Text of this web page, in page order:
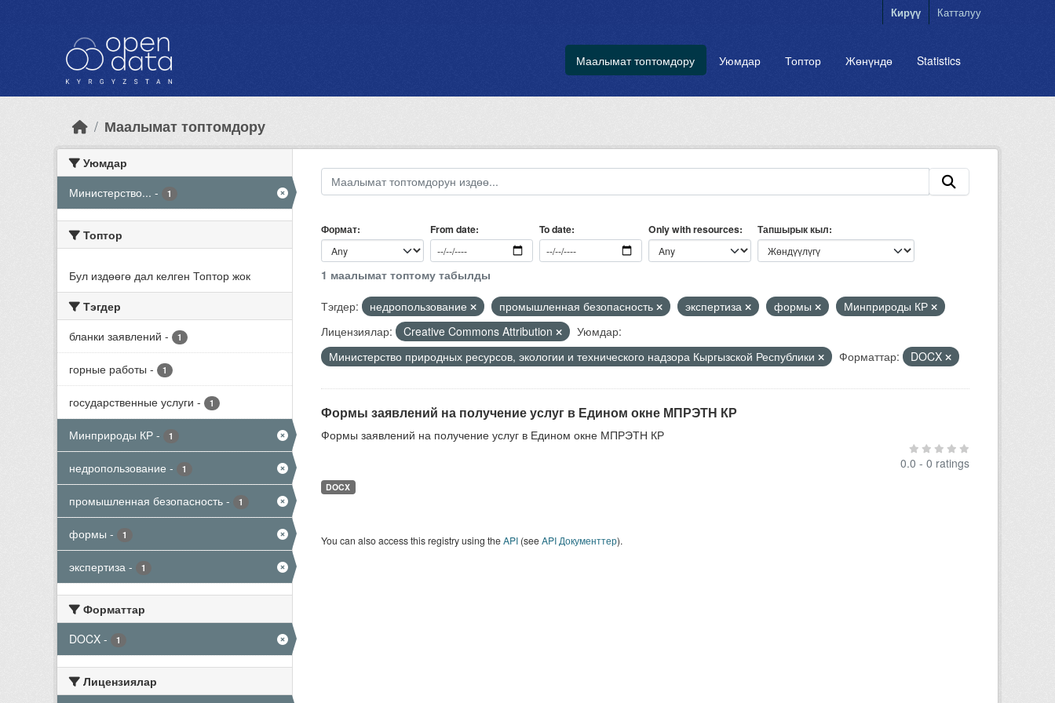
Кирүү Катталуу
Маалымат топтомдору Уюмдар Топтор Жөнүндө Statistics
Маалымат топтомдору
Уюмдар
Министерство... - 1
Топтор
Бул издөөгө дал келген Топтор жок
Тэгдер
бланки заявлений - 1
горные работы - 1
государственные услуги - 1
Минприроды КР - 1
недропользование - 1
промышленная безопасность - 1
формы - 1
экспертиза - 1
Форматтар
DOCX - 1
Лицензиялар
Формат From date To date Only with resources Тапшырык кыл
1 маалымат топтому табылды
Тэгдер:
недропользование промышленная безопасность экспертиза формы
Минприроды КР
Лицензиялар:
Creative Commons Attribution
Уюмдар:
Министерство природных ресурсов, экологии и технического надзора Кыргызской Республики
Форматтар: DOCX
Формы заявлений на получение услуг в Едином окне МПРЭТН КР
Формы заявлений на получение услуг в Едином окне МПРЭТН КР
0.0 - 0 ratings
DOCX
You can also access this registry using theAPI(seeAPI Документтер).